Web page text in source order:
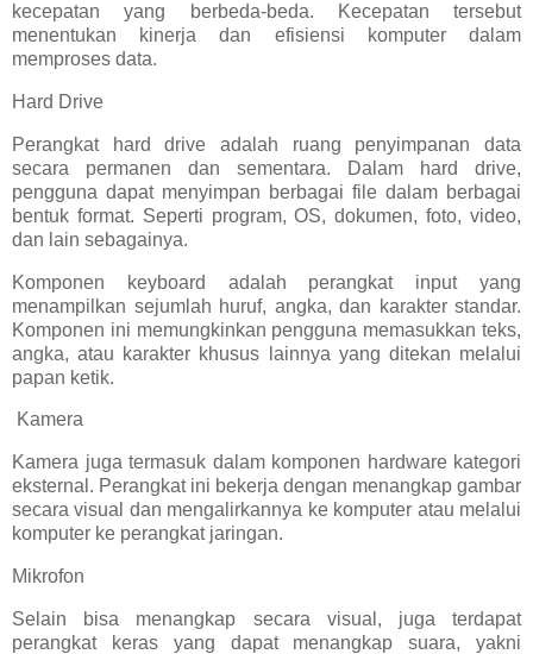
kecepatan yang berbeda-beda. Kecepatan tersebut
menentukan kinerja dan efisiensi komputer dalam
memproses data.
Hard Drive
Perangkat hard drive adalah ruang penyimpanan data
secara permanen dan sementara. Dalam hard drive,
pengguna dapat menyimpan berbagai file dalam berbagai
bentuk format. Seperti program, OS, dokumen, foto, video,
dan lain sebagainya.
Komponen keyboard adalah perangkat input yang
menampilkan sejumlah huruf, angka, dan karakter standar.
Komponen ini memungkinkan pengguna memasukkan teks,
angka, atau karakter khusus lainnya yang ditekan melalui
papan ketik.
Kamera
Kamera juga termasuk dalam komponen hardware kategori
eksternal. Perangkat ini bekerja dengan menangkap gambar
secara visual dan mengalirkannya ke komputer atau melalui
komputer ke perangkat jaringan.
Mikrofon
Selain bisa menangkap secara visual, juga terdapat
perangkat keras yang dapat menangkap suara, yakni